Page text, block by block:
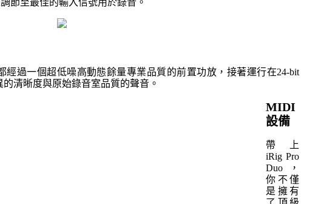
節至最佳的輸入信號用於錄音。
經過一個超低噪高動態餘量專業品質的前置功放，接著運行在24-bit
清晰度與原始錄音室品質的聲音。
MIDI
設備
帶上
iRig Pro
Duo，
你不僅
是擁有